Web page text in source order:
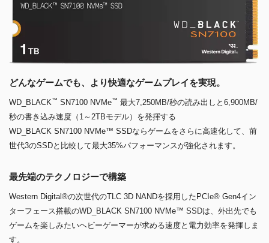
どんなゲームでも、より快適なゲームプレイを実現。
WD_BLACK™ SN7100 NVMe™ 最大7,250MB/秒の読み出しと6,900MB/
秒の書き込み速度（1～2TBモデル）を発揮する
WD_BLACK SN7100 NVMe™ SSDならゲームをさらに高速化して、前
世代3のSSDと比較して最大35%パフォーマンスが強化されます。
最先端のテクノロジーで構築
Western Digital®の次世代のTLC 3D NANDを採用したPCIe® Gen4イン
ターフェース搭載のWD_BLACK SN7100 NVMe™ SSDは、外出先でも
ゲームを楽しみたいヘビーゲーマーが求める速度と電力効率を発揮しま
す。